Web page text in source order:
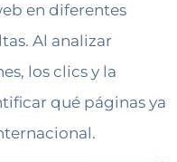
en diferentes
Al analizar
los clics y la
qué páginas ya